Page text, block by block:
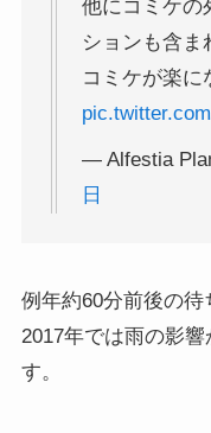
他にコミケの
ションも含
コミケが楽に
— Alfestia
日
例年約60分前後の待
2017年では雨の影
す。